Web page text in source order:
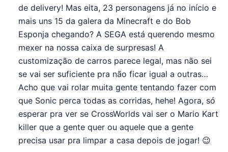
de delivery! Mas eita, 23 personagens já no início e
mais uns 15 da galera da Minecraft e do Bob
Esponja chegando? A SEGA está querendo mesmo
mexer na nossa caixa de surpresas! A
customização de carros parece legal, mas não sei
se vai ser suficiente pra não ficar igual a outras…
Acho que vai rolar muita gente tentando fazer com
que Sonic perca todas as corridas, hehe! Agora, só
esperar pra ver se CrossWorlds vai ser o Mario Kart
killer que a gente quer ou aquele que a gente
precisa usar pra limpar a casa depois de jogar! 😉